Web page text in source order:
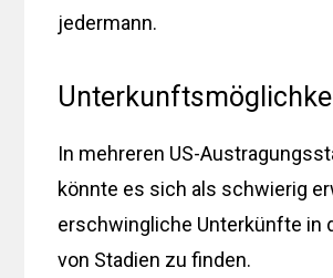
jedermann.
In mehreren US-
könnte es sich als schwierig
erschwingliche Unterkünfte in
von Stadien zu finden.